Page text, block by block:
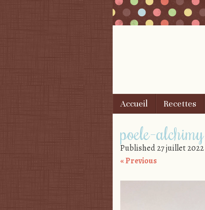
Menu
Skip to content
Accueil Recettes
poele-alchimy
Published27 juillet 2022
« Previous